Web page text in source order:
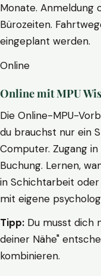
Monate. Anmeldung
Bürozeiten.
eingeplant werden.
Online
Online mit MPU
Die Online-MPU-
du brauchst nur ein
Computer. Zugang
Buchung. Lernen,
in Schichtarbeit
mit eigene
Tipp: Du musst dich
deiner Nähe"
kombinieren.